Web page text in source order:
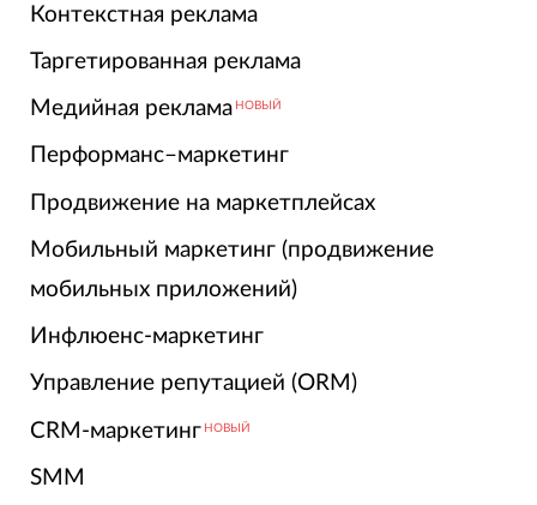
Контекстная реклама
Таргетированная реклама
Медийная реклама НОВЫЙ
Перформанс–маркетинг
Продвижение на маркетплейсах
Мобильный маркетинг (продвижение
мобильных приложений)
Инфлюенс-маркетинг
Управление репутацией (ORM)
CRM-маркетинг НОВЫЙ
SMM